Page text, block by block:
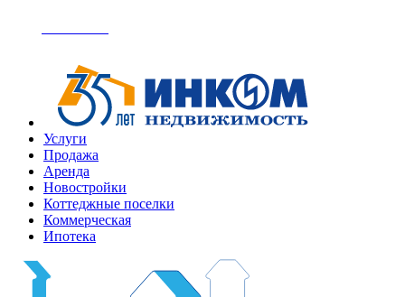
Услуги
Продажа
Аренда
Новостройки
Коттеджные поселки
Коммерческая
Ипотека